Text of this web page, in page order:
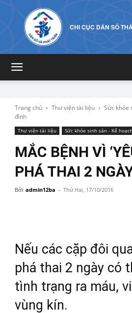
CHI CỤC DÂN SỐ
Trang chủ Thư viện tài liệu
Sức khỏe
đình
Thư viện tài liệu Sức khỏe sinh sản - Kế
MẮC BỆNH VÌ
PHÁ THAI 2
Bởi admin12ba - Thứ Hai, 17/10/2016
Nếu các cặp đôi
phá thai 2 ngày có
tình trạng ra máu,
vùng kín.